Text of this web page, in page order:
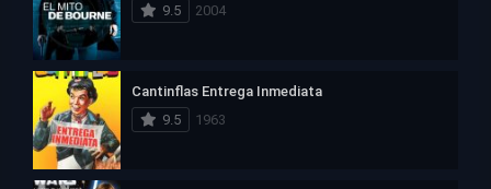
9.5
2004
Cantinflas Entrega Inmediata
9.5
1963